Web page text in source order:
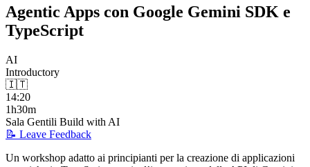
Agentic Apps con Google Gemini SDK e
TypeScript
AI
Introductory
🇮🇹
14:20
1h30m
Sala Gentili Build with AI
📝 Leave Feedback
Un workshop adatto ai principianti per la creazione di applicazioni